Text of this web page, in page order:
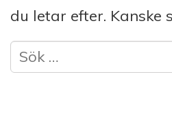
du letar efter. Kanske
ö